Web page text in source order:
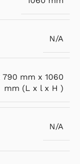
N/A
790 mm x 1060
mm (L x l x H )
N/A